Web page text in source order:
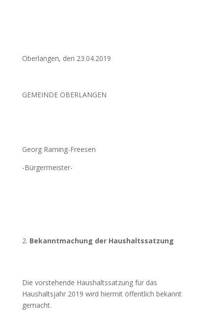
Oberlangen, den 23.04.2019
GEMEINDE OBERLANGEN
Georg Raming-Freesen
-Bürgermeister-
Bekanntmachung der Haushaltssatzung
Die vorstehende Haushaltssatzung für das
Haushaltsjahr 2019 wird hiermit öffentlich bekannt
gemacht.